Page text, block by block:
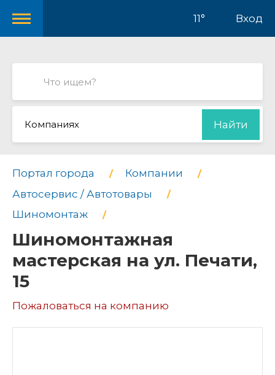
11° Вход
Компаниях Найти
Портал города
Компании
Автосервис / Автотовары
Шиномонтаж
Шиномонтажная
мастерская на ул. Печати,
15
Пожаловаться на компанию